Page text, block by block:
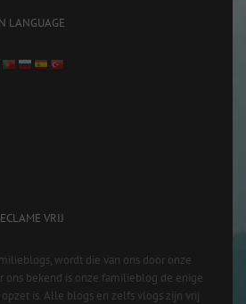
LANGUAGE
VRIJ
wordt die van ons door onze
ons bekend is onze familieblog de enige
is. Alle blogs en zelfs vlogs zijn vrij